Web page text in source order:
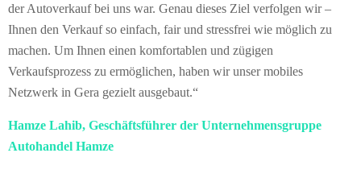
der Autoverkauf bei uns war. Genau dieses Ziel verfolgen wir –
Ihnen den Verkauf so einfach, fair und stressfrei wie möglich zu
machen. Um Ihnen einen komfortablen und zügigen
Verkaufsprozess zu ermöglichen, haben wir unser mobiles
Netzwerk in Gera gezielt ausgebaut.“
Hamze Lahib, Geschäftsführer der Unternehmensgruppe
Autohandel Hamze